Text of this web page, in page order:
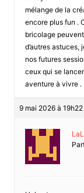
mélange de la
encore plus fun .
bricolage
d’autres astuces,
nos futures
ceux qui se
aventure à vivre .
9 mai 2026 à 19h22